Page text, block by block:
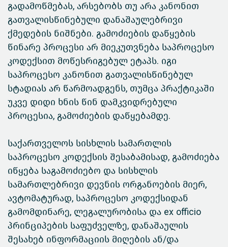
გადამოწმებას, არსებობს თუ არა კანონით
გათვალისწინებული დანაშაულებრივი
ქმედების ნიშნები. გამოძიების დაწყების
წინარე პროცესი არ მიეკუთვნება საპროცესო
კოდექსით მოწესრიგებულ ეტაპს. იგი
საპროცესო კანონით გათვალისწინებულ
სტადიას არ წარმოადგენს, თუმცა პრაქტიკაში
უკვე დიდი ხნის წინ დამკვიდრებული
პროცესია, გამოძიების დაწყებამდე.
საქართველოს სისხლის სამართლის
საპროცესო კოდექსის შესაბამისად, გამოძიება
იწყება საგამოძიებო და სისხლის
სამართლებრივი დევნის ორგანოების მიერ,
ავტომატურად, საპროცესო კოდექსიდან
გამომდინარე, ლეგალურობისა და ex officio
პრინციპების საფუძველზე, დანაშაულის
შესახებ ინფორმაციის მიღების ან/და